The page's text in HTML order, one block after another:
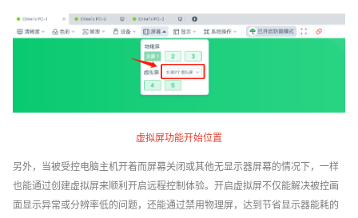
虚拟屏功能开始位置
另外，当被受控电脑主机开着而屏幕关闭或其他无显示器屏幕的情况下，一样
也能通过创建虚拟屏来顺利开启远程控制体验。开启虚拟屏不仅能解决被控画
面显示异常或分辨率低的问题，还能通过禁用物理屏，达到节省显示器能耗的